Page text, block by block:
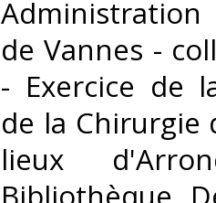
de Vannes -
- Exercice de
de la Chirurgie
lieux